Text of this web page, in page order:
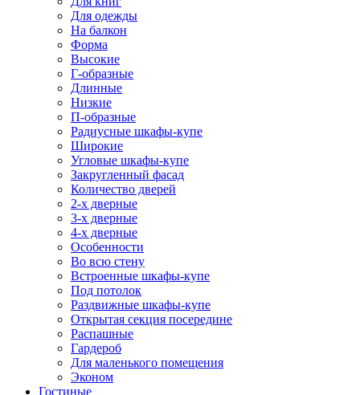
Для одежды
На балкон
Форма
Высокие
Г-образные
Длинные
Низкие
П-образные
Радиусные шкафы-купе
Широкие
Угловые шкафы-купе
Закругленный фасад
Количество дверей
2-х дверные
3-х дверные
4-х дверные
Особенности
Во всю стену
Встроенные шкафы-купе
Под потолок
Раздвижные шкафы-купе
Открытая секция посередине
Распашные
Гардероб
Для маленького помещения
Эконом
Гостиные